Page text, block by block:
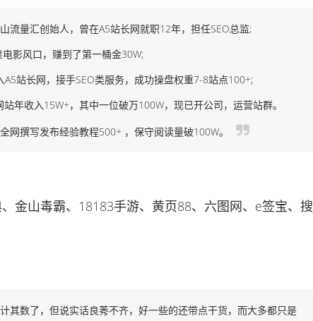
流量汇创始人，曾在A5站长网就职12年，担任SEO总监;
影风口，赚到了第一桶金30W;
站长网，接手SEO类服务，成功操盘权重7-8站点100+;
收入15W+，其中一位破万100W，现已开公司，运营站群。
撰写发布经验教程500+ ，保守阅读量破100W。
山毒霸、18183手游、黄页88、六图网、e签宝、搜
其数了，但说实话良莠不齐，好一些的还带点干货，而大多都只是